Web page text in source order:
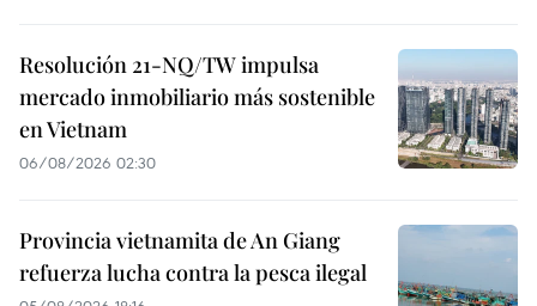
Resolución 21-NQ/TW impulsa
mercado inmobiliario más sostenible
en Vietnam
06/08/2026 02:30
Provincia vietnamita de An Giang
refuerza lucha contra la pesca ilegal